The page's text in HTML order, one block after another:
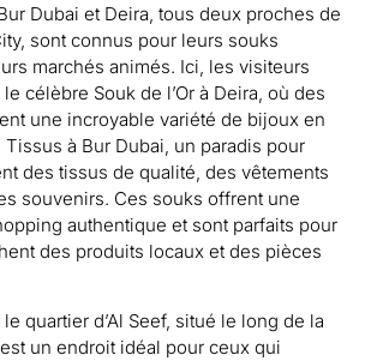
Dubai et Deira, tous deux proches de
sont connus pour leurs souks
marchés animés. Ici, les visiteurs
célèbre Souk de l’Or à Deira, où des
une incroyable variété de bijoux en
Tissus à Bur Dubai, un paradis pour
des tissus de qualité, des vêtements
souvenirs. Ces souks offrent une
authentique et sont parfaits pour
des produits locaux et des pièces
quartier d’Al Seef, situé le long de la
un endroit idéal pour ceux qui